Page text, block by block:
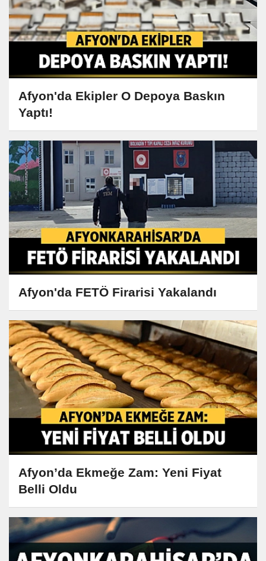
Afyon'da Ekipler O Depoya Baskın
Yaptı!
Afyon'da FETÖ Firarisi Yakalandı
Afyon’da Ekmeğe Zam: Yeni Fiyat
Belli Oldu